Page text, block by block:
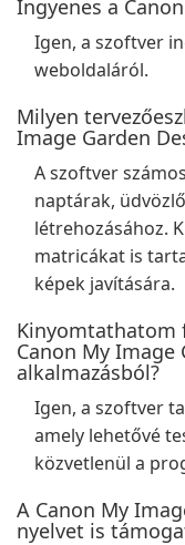
Ingyenes a
Igen, a szoftver
weboldaláról.
Milyen
Image Garden
A szoftver
naptárak,
létrehozásához.
matricákat is
képek javítására.
Kinyomtathatom
Canon My Image
alkalmazásból?
Igen, a szoftver
amely lehetővé
közvetlenül a
A Canon My
nyelvet is